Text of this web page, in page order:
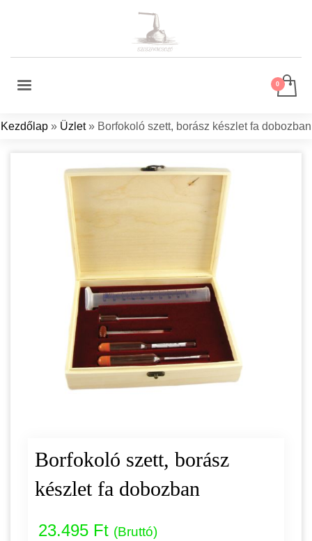
Kezdőlap » Üzlet» Borfokoló szett, borász készlet fa dobozban
Borfokoló szett, borász
készlet fa dobozban
23.495 Ft (Bruttó)